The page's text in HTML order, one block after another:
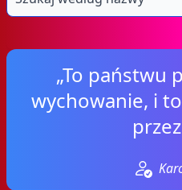
„To państwu
wychowanie, i